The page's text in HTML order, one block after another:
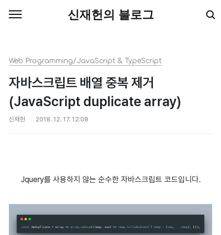
신재헌의 블로그
Web Programming/JavaScript & TypeScript
자바스크립트 배열 중복 제거
(JavaScript duplicate array)
신재헌 2018. 12. 17. 12:08
Jquery를 사용하지 않는 순수한 자바스크립트 코드입니다.